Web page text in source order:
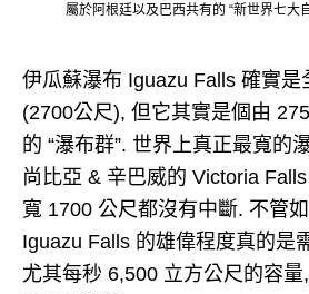
屬於阿根廷以及巴西共有的 “新世界七大
伊瓜蘇瀑布 Iguazu Falls 確實是
(2700公尺), 但它其實是個由
的 “瀑布群”. 世界上真正最寬的
尚比亞 & 辛巴威的 Victoria
寬 1700 公尺都沒有中斷. 不管
Iguazu Falls 的雄偉程度真的是
尤其每秒 6,500 立方公尺的容